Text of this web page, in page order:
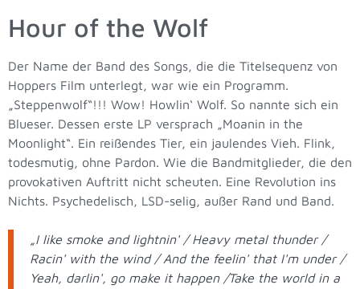
Hour of the Wolf
Der Name der Band des Songs, die die Titelsequenz von
Hoppers Film unterlegt, war wie ein Programm.
„Steppenwolf“!!! Wow! Howlin‘ Wolf. So nannte sich ein
Blueser. Dessen erste LP versprach „Moanin in the
Moonlight“. Ein reißendes Tier, ein jaulendes Vieh. Flink,
todesmutig, ohne Pardon. Wie die Bandmitglieder, die den
provokativen Auftritt nicht scheuten. Eine Revolution ins
Nichts. Psychedelisch, LSD-selig, außer Rand und Band.
„I like smoke and lightnin' / Heavy metal thunder /
Racin' with the wind / And the feelin' that I'm under /
Yeah, darlin', go make it happen /Take the world in a